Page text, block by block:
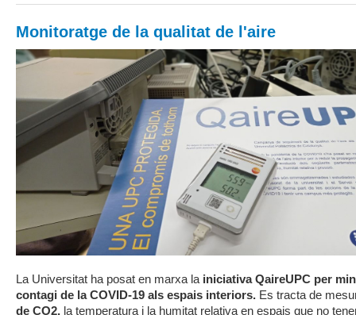
Monitoratge de la qualitat de l'aire
La Universitat ha posat en marxa la iniciativa QaireUPC per
contagi de la COVID-19 als espais interiors. Es tracta de
de CO2, la temperatura i la humitat relativa en espais que no